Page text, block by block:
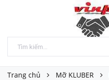
Trang chủ Mỡ KLUBER